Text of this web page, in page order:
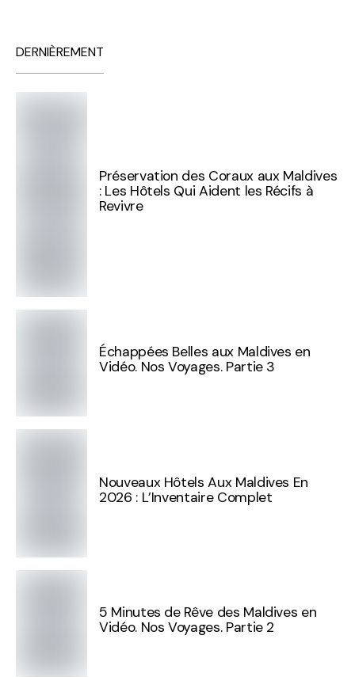
DERNIÈREMENT
Préservation des Coraux aux Maldives
: Les Hôtels Qui Aident les Récifs à
Revivre
Échappées Belles aux Maldives en
Vidéo. Nos Voyages. Partie 3
Nouveaux Hôtels Aux Maldives En
2026 : L’Inventaire Complet
5 Minutes de Rêve des Maldives en
Vidéo. Nos Voyages. Partie 2